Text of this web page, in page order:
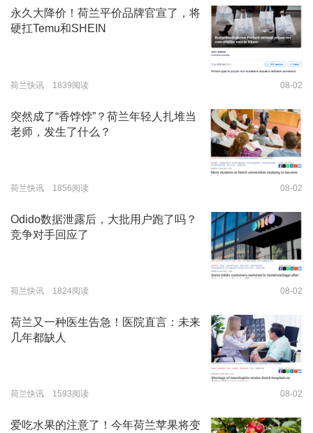
永久大降价！荷兰平价品牌官宣了，将
硬扛Temu和SHEIN
荷兰快讯 1839阅读 08-02
突然成了“香饽饽”？荷兰年轻人扎堆当
老师，发生了什么？
荷兰快讯 1856阅读 08-02
Odido数据泄露后，大批用户跑了吗？
竞争对手回应了
荷兰快讯 1824阅读 08-02
荷兰又一种医生告急！医院直言：未来
几年都缺人
荷兰快讯 1593阅读 08-02
爱吃水果的注意了！今年荷兰苹果将变